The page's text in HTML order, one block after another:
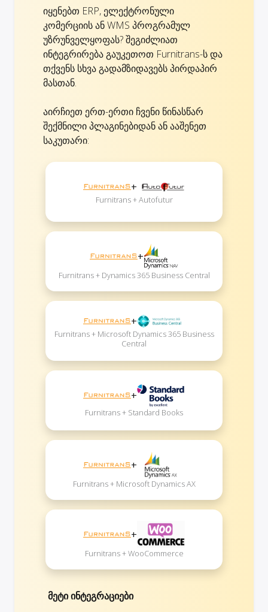
იყენებთ ERP, ელექტრონული
კომერციის ან WMS პროგრამულ
უზრუნველყოფას? შეგიძლიათ
ინტეგრირება გაუკეთოთ Furnitrans-ს და
თქვენს სხვა გადამზიდავებს პირდაპირ
მასთან.
აირჩიეთ ერთ-ერთი ჩვენი წინასწარ
შექმნილი პლაგინებიდან ან ააშენეთ
საკუთარი:
+
Furnitrans + Autofutur
+
Furnitrans + Dynamics 365 Business Central
+
Furnitrans + Microsoft Dynamics 365 Business
Central
+
Furnitrans + Standard Books
+
Furnitrans + Microsoft Dynamics AX
+
Furnitrans + WooCommerce
მეტი ინტეგრაციები